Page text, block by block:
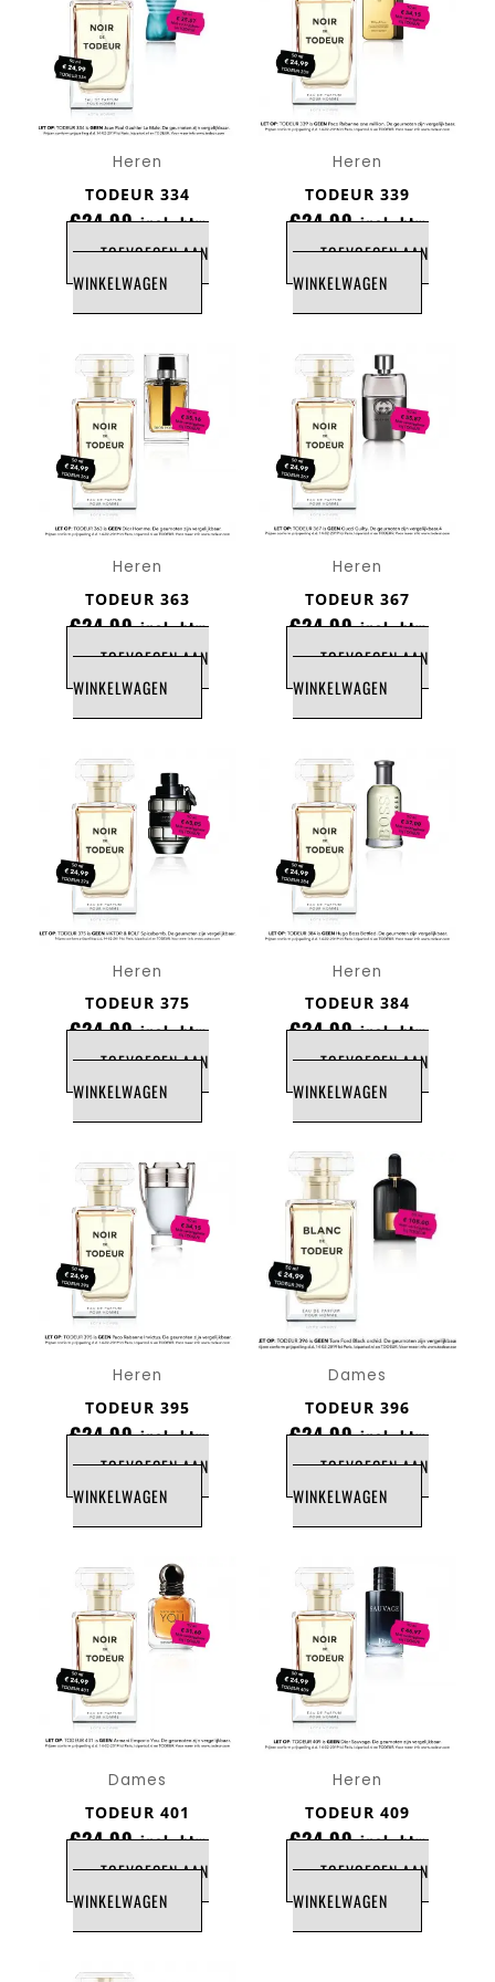
Heren
TODEUR 334
€24,99 incl. btw
TOEVOEGEN AAN
WINKELWAGEN
Heren
TODEUR 339
€24,99 incl. btw
TOEVOEGEN AAN
WINKELWAGEN
Heren
TODEUR 363
€24,99 incl. btw
TOEVOEGEN AAN
WINKELWAGEN
Heren
TODEUR 367
€24,99 incl. btw
TOEVOEGEN AAN
WINKELWAGEN
Heren
TODEUR 375
€24,99 incl. btw
TOEVOEGEN AAN
WINKELWAGEN
Heren
TODEUR 384
€24,99 incl. btw
TOEVOEGEN AAN
WINKELWAGEN
Heren
TODEUR 395
€24,99 incl. btw
TOEVOEGEN AAN
WINKELWAGEN
Dames
TODEUR 396
€24,99 incl. btw
TOEVOEGEN AAN
WINKELWAGEN
Dames
TODEUR 401
€24,99 incl. btw
TOEVOEGEN AAN
WINKELWAGEN
Heren
TODEUR 409
€24,99 incl. btw
TOEVOEGEN AAN
WINKELWAGEN